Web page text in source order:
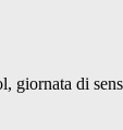
giornata di